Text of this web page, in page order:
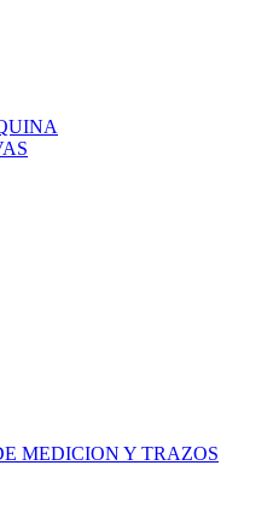
MEDICION Y TRAZOS